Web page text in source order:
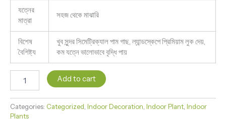
যত্নের
মাত্রা
সহজ থেকে মাঝারি
বিশেষ
বৈশিষ্ট্য
খুব সুন্দর সিমেট্রিক্যাল পাম গাছ, ল্যান্ডস্কেপে প্রিমিয়াম লুক দেয়,
কম যত্নে ভালোভাবে বৃদ্ধি পায়
Add to cart
Categories: Categorized Indoor Decoration Indoor Plant Indoor
Plants